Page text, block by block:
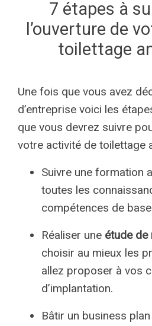
7 étapes à
l’ouverture de
toilettage
Une fois que vous avez
d’entreprise voici les
que vous devrez suivre
votre activité de toilettage
Suivre une formation
toutes les
compétences de
Réaliser une étude de
choisir au mieux les
allez proposer à vos
d’implantation.
Bâtir un business